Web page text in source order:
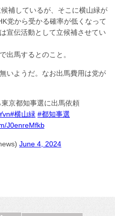
補しているが、そこに横山緑が
党から受かる確率が低くなって
宣伝活動として立候補させてい
出馬するとのこと。
いようだ。なお出馬費用は党が
京都知事選に出馬依頼
#横山緑 #都知事選
J0enreMfkb
June 4, 2024